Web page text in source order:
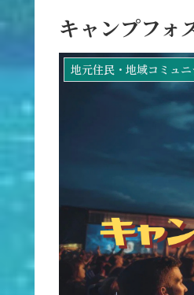
キャンプフォ
地元住民・地域コミュニ